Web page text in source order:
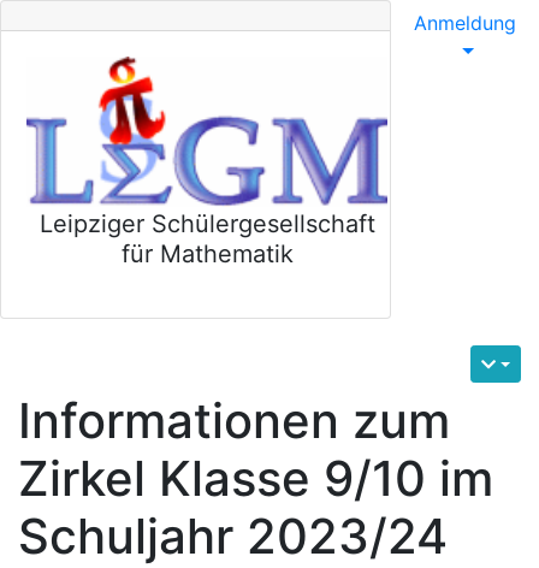
Leipziger Schülergesellschaft
für Mathematik
Anmeldung
Informationen zum
Zirkel Klasse 9/10 im
Schuljahr 2023/24